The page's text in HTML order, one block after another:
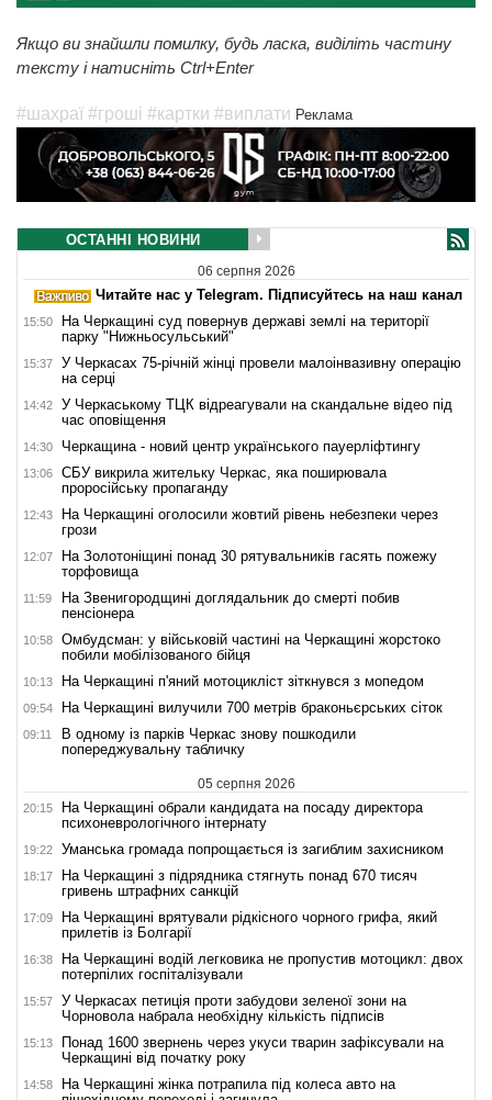
Якщо ви знайшли помилку, будь ласка, виділіть частину
тексту і натисніть Ctrl+Enter
#шахраї #гроші #картки #виплати Реклама
ОСТАННІ НОВИНИ
06 серпня 2026
Читайте нас у Telegram. Підписуйтесь на наш канал
15:50
На Черкащині суд повернув державі землі на території
парку "Нижньосульський"
15:37
У Черкасах 75-річній жінці провели малоінвазивну операцію
на серці
14:42
У Черкаському ТЦК відреагували на скандальне відео під
час оповіщення
14:30 Черкащина - новий центр українського пауерліфтингу
13:06
СБУ викрила жительку Черкас, яка поширювала
проросійську пропаганду
12:43
На Черкащині оголосили жовтий рівень небезпеки через
грози
12:07
На Золотоніщині понад 30 рятувальників гасять пожежу
торфовища
11:59
На Звенигородщині доглядальник до смерті побив
пенсіонера
10:58
Омбудсман: у військовій частині на Черкащині жорстоко
побили мобілізованого бійця
10:13 На Черкащині п'яний мотоцикліст зіткнувся з мопедом
09:54 На Черкащині вилучили 700 метрів браконьєрських сіток
09:11
В одному із парків Черкас знову пошкодили
попереджувальну табличку
05 серпня 2026
20:15
На Черкащині обрали кандидата на посаду директора
психоневрологічного інтернату
19:22 Уманська громада попрощається із загиблим захисником
18:17
На Черкащині з підрядника стягнуть понад 670 тисяч
гривень штрафних санкцій
17:09
На Черкащині врятували рідкісного чорного грифа, який
прилетів із Болгарії
16:38
На Черкащині водій легковика не пропустив мотоцикл: двох
потерпілих госпіталізували
15:57
У Черкасах петиція проти забудови зеленої зони на
Чорновола набрала необхідну кількість підписів
15:13
Понад 1600 звернень через укуси тварин зафіксували на
Черкащині від початку року
14:58
На Черкащині жінка потрапила під колеса авто на